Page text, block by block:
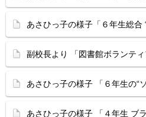
あさひっ子の様子「６年生総合
副校長より 「図書館ボランティ
あさひっ子の様子 「６年生の“
あさひっ子の様子 「４年生 ブ